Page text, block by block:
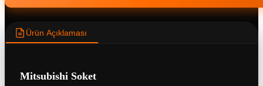
Ürün Açıklaması
Mitsubishi Soket